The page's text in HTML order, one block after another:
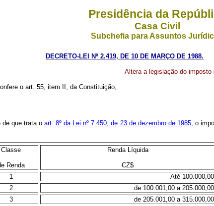
Presidência da
Casa Civil
Subchefia para Assuntos
DECRETO-LEI Nº 2.419, DE 10 DE MARÇO DE 1988.
Altera a legislação do
o art. 55, item II, da Constituição,
de que trata oart. 8º da Lei nº 7.450, de 23 de dezembro de 1985, o
Classe
Renda
Renda Líquida
CZ$
1
Até 100.000,00
2
de 100.001,00 a 205.000,00
3
de 205.001,00 a 315.000,00